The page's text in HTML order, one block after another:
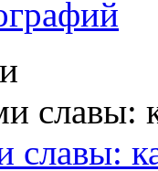
славы: